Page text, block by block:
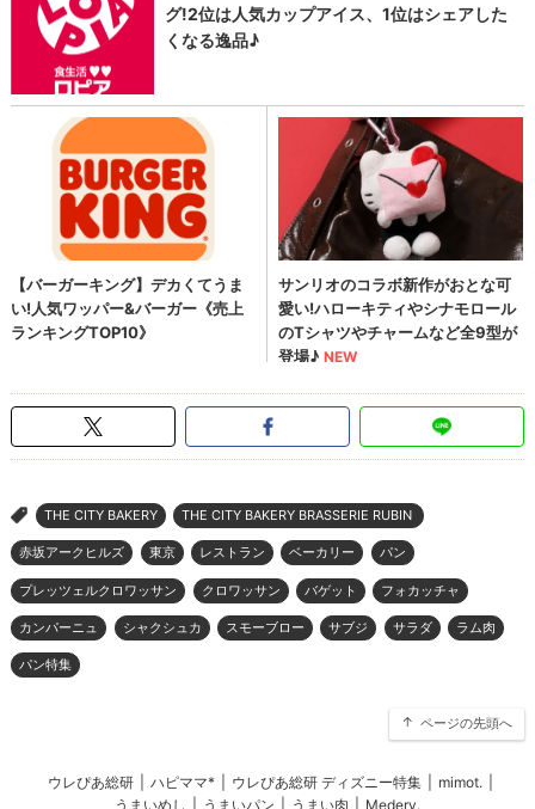
> THE CITY BAKERY THE CITY BAKERY BRASSERIE RUBIN
赤坂アークヒルズ 東京 レストラン ベーカリー パン
プレッツェルクロワッサン クロワッサン バゲット フォカッチャ
カンパーニュ シャクシュカ スモーブロー サブジ サラダ ラム肉
パン特集
ページの先頭へ
ウレぴあ総研 ハピママ* ウレぴあ総研 ディズニー特集 mimot.
うまいめし
うまいパン うまい肉 Medery.